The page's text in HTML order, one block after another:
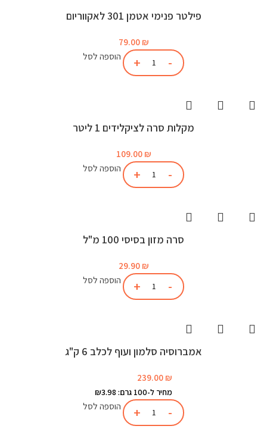
פילטר פנימי אטמן 301 לאקווריום
79.00 ₪
הוספה לסל
מקלות סרה לציקלידים 1 ליטר
109.00 ₪
הוספה לסל
סרה מזון בסיסי 100 מ"ל
29.90 ₪
הוספה לסל
אמברוסיה סלמון ועוף לכלב 6 ק"ג
239.00 ₪
מחיר ל-100 גרם: ₪3.98
הוספה לסל